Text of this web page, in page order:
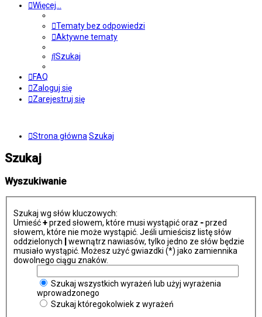
Więcej…
Tematy bez odpowiedzi
Aktywne tematy
Szukaj
FAQ
Zaloguj się
Zarejestruj się
Strona główna Szukaj
Szukaj
Wyszukiwanie
Szukaj wg słów kluczowych:
Umieść+przed słowem, które musi wystąpić oraz -przed
słowem, które nie może wystąpić. Jeśli umieścisz listę słów
oddzielonych
wewnątrz nawiasów, tylko jedno ze słów będzie
musiało wystąpić. Możesz użyć gwiazdki (*) jako zamiennika
dowolnego ciągu znaków.
Szukaj wszystkich wyrażeń lub użyj wyrażenia
wprowadzonego
Szukaj któregokolwiek z wyrażeń